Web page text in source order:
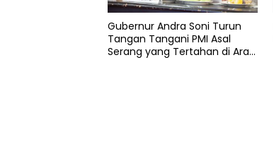
Gubernur Andra Soni Turun
Tangan Tangani PMI Asal
Serang yang Tertahan di Arab